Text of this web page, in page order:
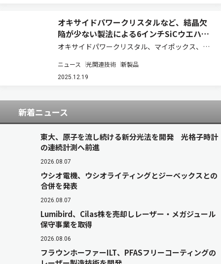
オキサイドパワークリスタルなど、結晶欠
陥が少ない製法による6インチSiCウエハー
を開発
オキサイドパワークリスタル、マイポックス、
所、名古屋大学の開発グループは、結晶欠陥が少
ない溶液成長法を用いて、6インチのp型SiCウエ
ニュース 光関連技術 新製品
2025.12.19
新着ニュース
東大、原子を流し続ける新分光法を開発 光格子時計
の連続計測へ前進
2026.08.07
ウシオ電機、ウシオライティングとジーベックスとの
合併を発表
2026.08.07
Lumibird、Cilas株を売却しレーザー・メガジュール
保守事業を取得
2026.08.06
フラウンホーファーILT、PFASフリーコーティングの